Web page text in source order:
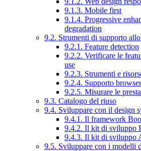
9.1.3. Mobile first
9.1.4. Progressive
degradation
9.2. Strumenti di supporto
9.2.1. Feature detection
9.2.2. Verificare le
use
9.2.3. Strumenti e
9.2.4. Supporto browser
9.2.5. Misurare le
9.3. Catalogo del riuso
9.4. Sviluppare con il design
9.4.1. Il framework
9.4.2. Il kit di sviluppo
9.4.3. Il kit di sviluppo
9.5. Sviluppare con i modelli